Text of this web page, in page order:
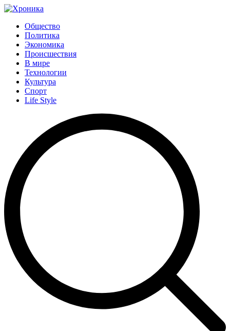
Общество
Политика
Экономика
Происшествия
В мире
Технологии
Культура
Спорт
Life Style